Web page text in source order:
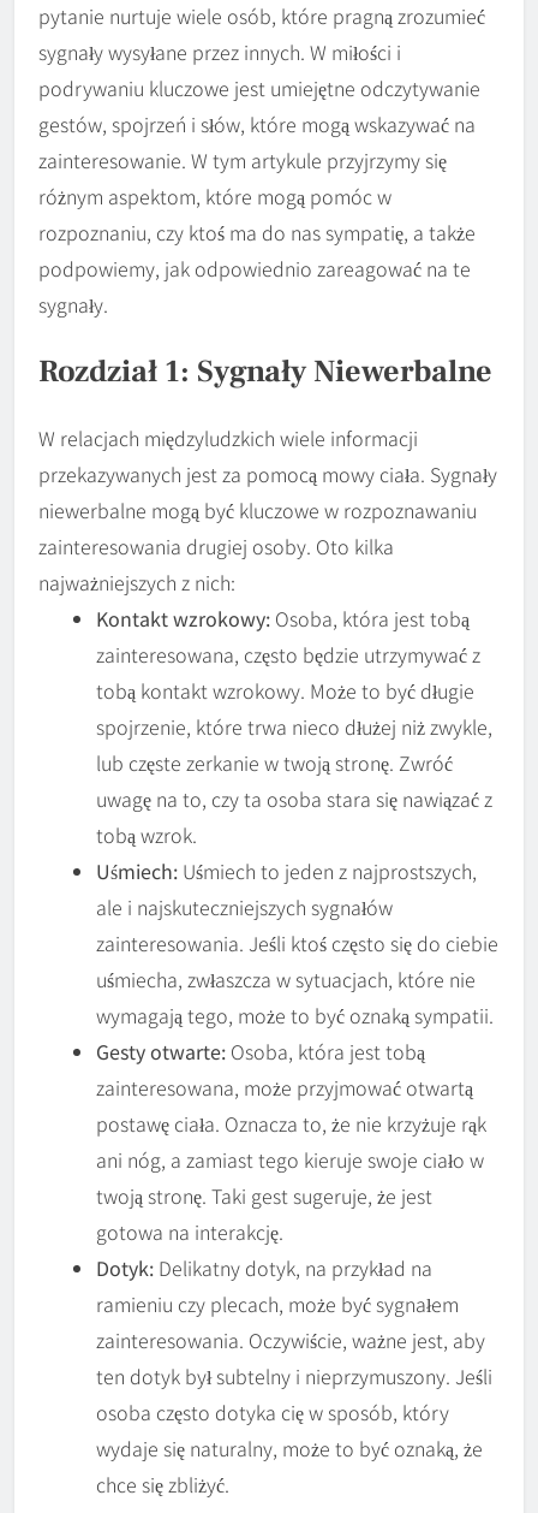
pytanie nurtuje wiele osób, które pragną zrozumieć
sygnały wysyłane przez innych. W miłości i
podrywaniu kluczowe jest umiejętne odczytywanie
gestów, spojrzeń i słów, które mogą wskazywać na
zainteresowanie. W tym artykule przyjrzymy się
różnym aspektom, które mogą pomóc w
rozpoznaniu, czy ktoś ma do nas sympatię, a także
podpowiemy, jak odpowiednio zareagować na te
sygnały.
Rozdział 1: Sygnały Niewerbalne
W relacjach międzyludzkich wiele informacji
przekazywanych jest za pomocą mowy ciała. Sygnały
niewerbalne mogą być kluczowe w rozpoznawaniu
zainteresowania drugiej osoby. Oto kilka
najważniejszych z nich:
Kontakt wzrokowy: Osoba, która jest tobą
zainteresowana, często będzie utrzymywać z
tobą kontakt wzrokowy. Może to być długie
spojrzenie, które trwa nieco dłużej niż zwykle,
lub częste zerkanie w twoją stronę. Zwróć
uwagę na to, czy ta osoba stara się nawiązać z
tobą wzrok.
Uśmiech: Uśmiech to jeden z najprostszych,
ale i najskuteczniejszych sygnałów
zainteresowania. Jeśli ktoś często się do ciebie
uśmiecha, zwłaszcza w sytuacjach, które nie
wymagają tego, może to być oznaką sympatii.
Gesty otwarte: Osoba, która jest tobą
zainteresowana, może przyjmować otwartą
postawę ciała. Oznacza to, że nie krzyżuje rąk
ani nóg, a zamiast tego kieruje swoje ciało w
twoją stronę. Taki gest sugeruje, że jest
gotowa na interakcję.
Dotyk: Delikatny dotyk, na przykład na
ramieniu czy plecach, może być sygnałem
zainteresowania. Oczywiście, ważne jest, aby
ten dotyk był subtelny i nieprzymuszony. Jeśli
osoba często dotyka cię w sposób, który
wydaje się naturalny, może to być oznaką, że
chce się zbliżyć.